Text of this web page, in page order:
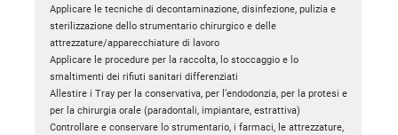
Applicare le tecniche di decontaminazione, disinfezione, pulizia e
sterilizzazione dello strumentario chirurgico e delle
attrezzature/apparecchiature di lavoro
Applicare le procedure per la raccolta, lo stoccaggio e lo
smaltimenti dei rifiuti sanitari differenziati
Allestire i Tray per la conservativa, per l’endodonzia, per la protesi e
per la chirurgia orale (paradontali, impiantare, estrattiva)
Controllare e conservare lo strumentario, i farmaci, le attrezzature,